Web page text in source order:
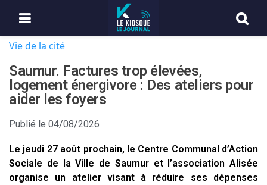
Vie de la cité
Saumur. Factures trop élevées,
logement énergivore : Des ateliers pour
aider les foyers
Publié le 04/08/2026
Le jeudi 27 août prochain, le Centre Communal d’Action
Sociale de la Ville de Saumur et l’association Alisée
organise un atelier visant à réduire ses dépenses